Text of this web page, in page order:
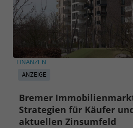
ANZEIGE
FINANZEN
Bremer
Strategien für Käufer
aktuellen Zinsumfeld